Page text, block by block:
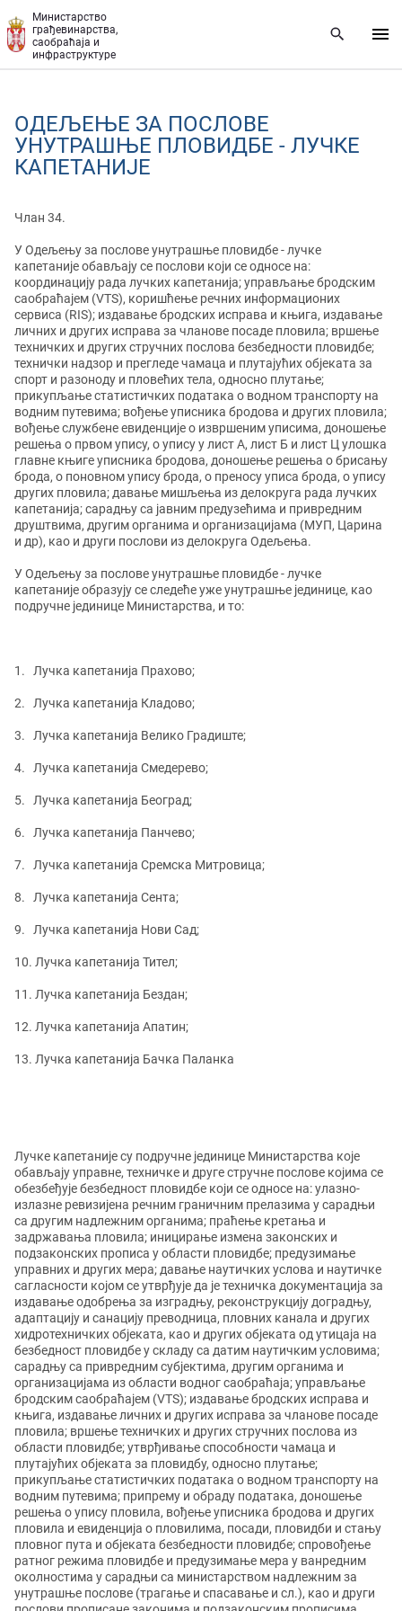
Министарство
грађевинарства,
саобраћаја и
инфраструктуре
ОДЕЉЕЊЕ ЗА ПОСЛОВЕ
УНУТРАШЊЕ ПЛОВИДБЕ - ЛУЧКЕ
КАПЕТАНИЈЕ
Члан 34.
У Одељењу за послове унутрашње пловидбе - лучке
капетаније обављају се послови који се односе на:
координацију рада лучких капетанија; управљање бродским
саобраћајем (VTS), коришћење речних информационих
сервиса (RIS); издавање бродских исправа и књига, издавање
личних и других исправа за чланове посаде пловила; вршење
техничких и других стручних послова безбедности пловидбе;
технички надзор и прегледе чамаца и плутајућих објеката за
спорт и разоноду и пловећих тела, односно плутање;
прикупљање статистичких података о водном транспорту на
водним путевима; вођење уписника бродова и других пловила;
вођење службене евиденције о извршеним уписима, доношење
решења о првом упису, о упису у лист А, лист Б и лист Ц улошка
главне књиге уписника бродова, доношење решења о брисању
брода, о поновном упису брода, о преносу уписа брода, о упису
других пловила; давање мишљења из делокруга рада лучких
капетанија; сарадњу са јавним предузећима и привредним
друштвима, другим органима и организацијама (МУП, Царина
и др), као и други послови из делокруга Одељења.
У Одељењу за послове унутрашње пловидбе - лучке
капетаније образују се следеће уже унутрашње јединице, као
подручне јединице Министарства, и то:
1. Лучка капетанија Прахово;
2. Лучка капетанија Кладово;
3. Лучка капетанија Велико Градиште;
4. Лучка капетанија Смедерево;
5. Лучка капетанија Београд;
6. Лучка капетанија Панчево;
7. Лучка капетанија Сремска Митровица;
8. Лучка капетанија Сента;
9. Лучка капетанија Нови Сад;
10. Лучка капетанија Тител;
11. Лучка капетанија Бездан;
12. Лучка капетанија Апатин;
13. Лучка капетанија Бачка Паланка
Лучке капетаније су подручне јединице Министарства које
обављају управне, техничке и друге стручне послове којима се
обезбеђује безбедност пловидбе који се односе на: улазно-
излазне ревизијена речним граничним прелазима у сарадњи
са другим надлежним органима; праћење кретања и
задржавања пловила; иницирање измена законских и
подзаконских прописа у области пловидбе; предузимање
управних и других мера; давање наутичких услова и наутичке
сагласности којом се утврђује да је техничка документација за
издавање одобрења за изградњу, реконструкцију доградњу,
адаптацију и санацију преводница, пловних канала и других
хидротехничких објеката, као и других објеката од утицаја на
безбедност пловидбе у складу са датим наутичким условима;
сарадњу са привредним субјектима, другим органима и
организацијама из области водног саобраћаја; управљање
бродским саобраћајем (VTS); издавање бродских исправа и
књига, издавање личних и других исправа за чланове посаде
пловила; вршење техничких и других стручних послова из
области пловидбе; утврђивање способности чамаца и
плутајућих објеката за пловидбу, односно плутање;
прикупљање статистичких података о водном транспорту на
водним путевима; припрему и обраду података, доношење
решења о упису пловила, вођење уписника бродова и других
пловила и евиденција о пловилима, посади, пловидби и стању
пловног пута и објеката безбедности пловидбе; спровођење
ратног режима пловидбе и предузимање мера у ванредним
околностима у сарадњи са министарством надлежним за
унутрашње послове (трагање и спасавање и сл.), као и други